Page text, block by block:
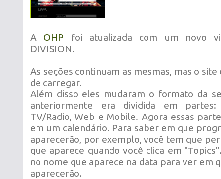
A OHP foi atualizada com um novo
DIVISION.
As seções continuam as mesmas, mas o
de carregar.
Além disso eles mudaram o formato da
anteriormente era dividida em partes:
TV/Radio, Web e Mobile. Agora essas
em um calendário. Para saber em que
aparecerão, por exemplo, você tem que
que aparece quando você clica em
no nome que aparece na data para ver em
aparecerão.